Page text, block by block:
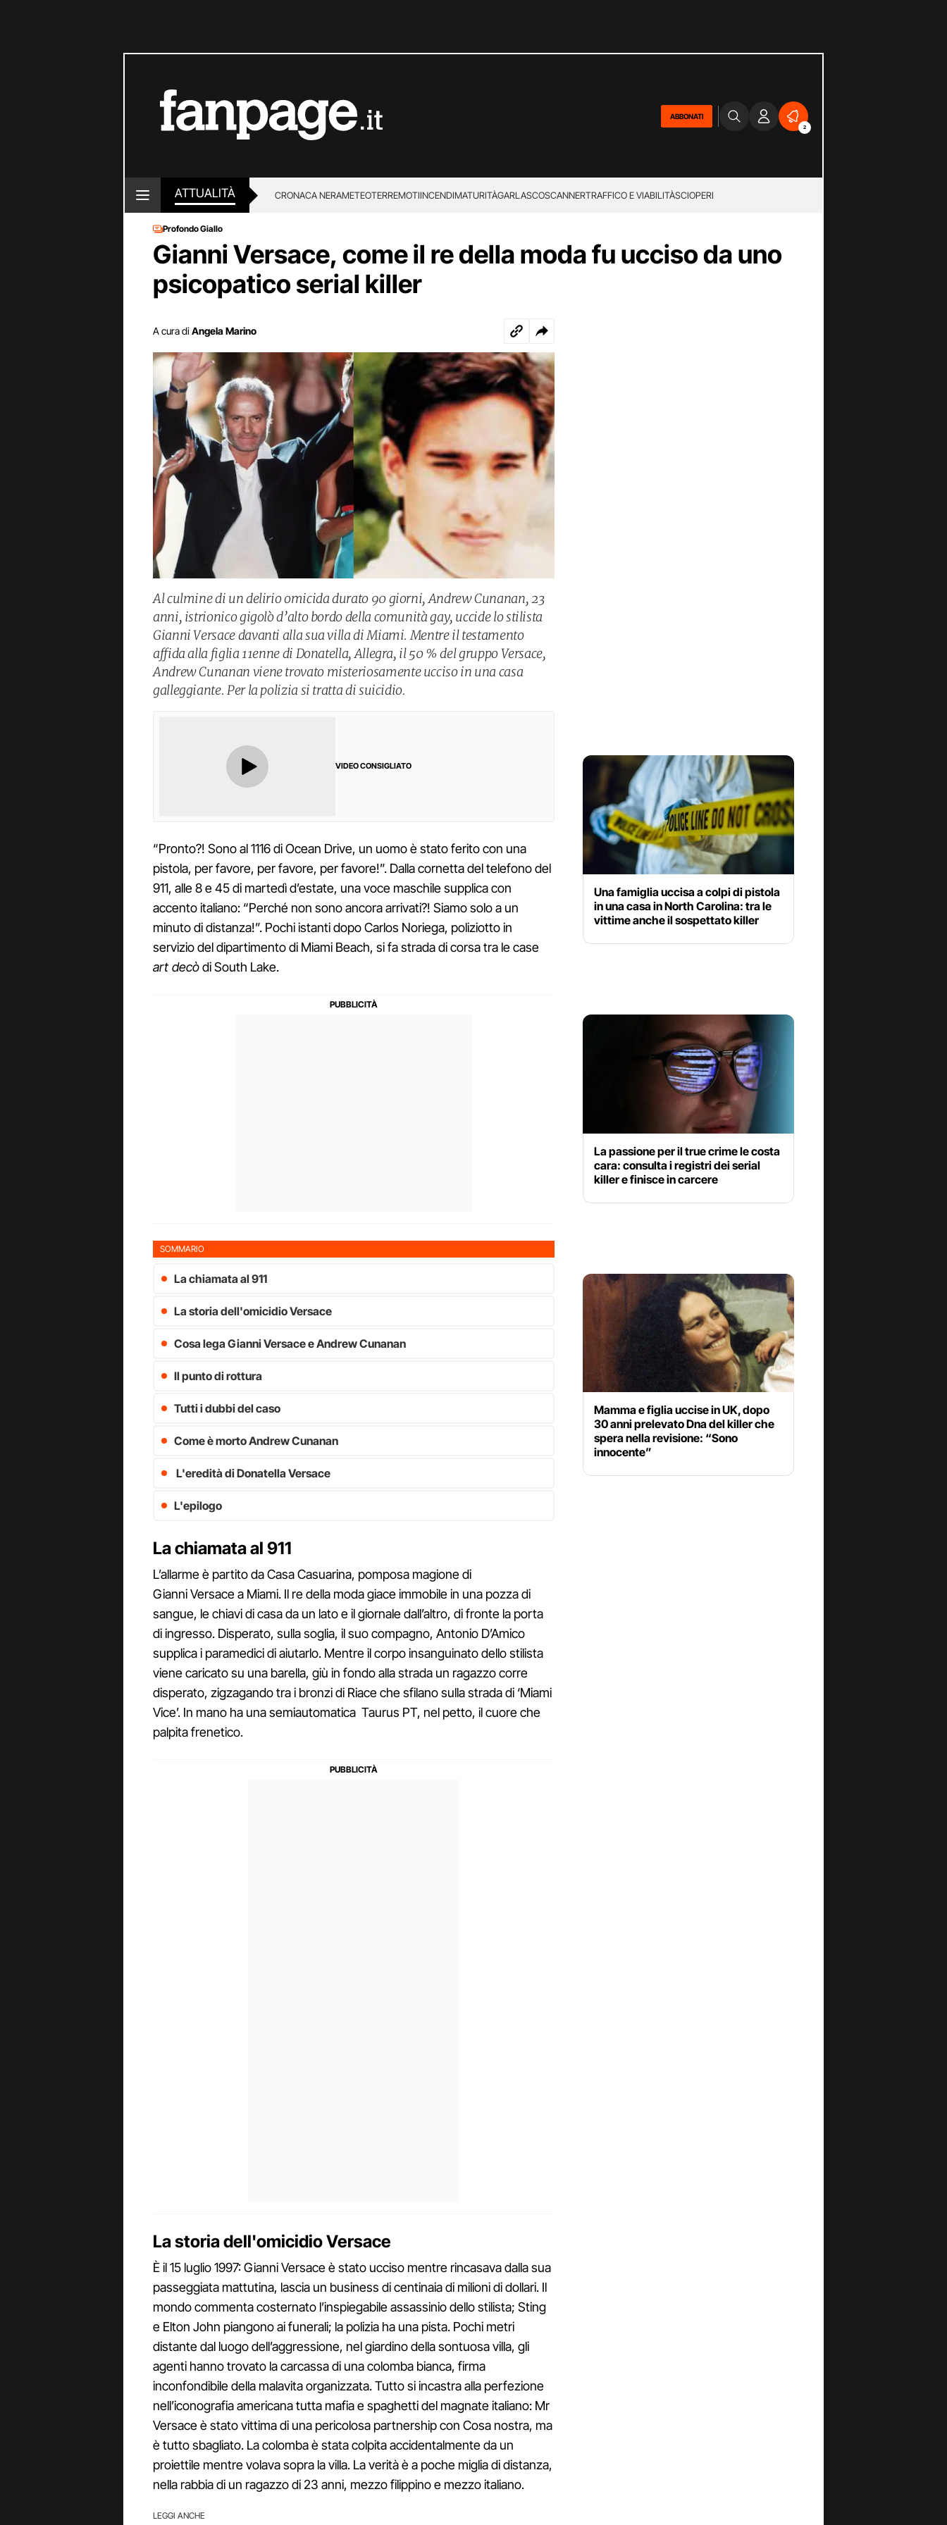
ABBONATI
2
ATTUALITÀ CRONACA NERAMETEOTERREMOTIINCENDIMATURITÀGARLASCOSCANNERTRAFFICO E VIABILITÀSCIOPERI
Profondo Giallo
Gianni Versace, come il re della moda fu ucciso da uno
psicopatico serial killer
A cura di Angela Marino
Al culmine di un delirio omicida durato 90 giorni, Andrew Cunanan, 23
anni, istrionico gigolò d’alto bordo della comunità gay, uccide lo stilista
Gianni Versace davanti alla sua villa di Miami. Mentre il testamento
affida alla figlia 11enne di Donatella, Allegra, il 50 % del gruppo Versace,
Andrew Cunanan viene trovato misteriosamente ucciso in una casa
galleggiante. Per la polizia si tratta di suicidio.
VIDEO CONSIGLIATO
“Pronto?! Sono al 1116 di Ocean Drive, un uomo è stato ferito con una
pistola, per favore, per favore, per favore!”. Dalla cornetta del telefono del
911, alle 8 e 45 di martedì d’estate, una voce maschile supplica con
accento italiano: “Perché non sono ancora arrivati?! Siamo solo a un
minuto di distanza!”. Pochi istanti dopo Carlos Noriega, poliziotto in
servizio del dipartimento di Miami Beach, si fa strada di corsa tra le case
art decòdi South Lake.
SOMMARIO
La chiamata al 911
La storia dell'omicidio Versace
Cosa lega Gianni Versace e Andrew Cunanan
Il punto di rottura
Tutti i dubbi del caso
Come è morto Andrew Cunanan
L'eredità di Donatella Versace
L'epilogo
La chiamata al 911
L’allarme è partito da Casa Casuarina, pomposa magione di
Gianni Versace a Miami. Il re della moda giace immobile in una pozza di
sangue, le chiavi di casa da un lato e il giornale dall’altro, di fronte la porta
di ingresso. Disperato, sulla soglia, il suo compagno, Antonio D’Amico
supplica i paramedici di aiutarlo. Mentre il corpo insanguinato dello stilista
viene caricato su una barella, giù in fondo alla strada un ragazzo corre
disperato, zigzagando tra i bronzi di Riace che sfilano sulla strada di ‘Miami
Vice’. In mano ha una semiautomatica Taurus PT, nel petto, il cuore che
palpita frenetico.
La storia dell'omicidio Versace
È il 15 luglio 1997: Gianni Versace è stato ucciso mentre rincasava dalla sua
passeggiata mattutina, lascia un business di centinaia di milioni di dollari. Il
mondo commenta costernato l’inspiegabile assassinio dello stilista; Sting
e Elton John piangono ai funerali; la polizia ha una pista. Pochi metri
distante dal luogo dell’aggressione, nel giardino della sontuosa villa, gli
agenti hanno trovato la carcassa di una colomba bianca, firma
inconfondibile della malavita organizzata. Tutto si incastra alla perfezione
nell’iconografia americana tutta mafia e spaghetti del magnate italiano: Mr
Versace è stato vittima di una pericolosa partnership con Cosa nostra, ma
è tutto sbagliato. La colomba è stata colpita accidentalmente da un
proiettile mentre volava sopra la villa. La verità è a poche miglia di distanza,
nella rabbia di un ragazzo di 23 anni, mezzo filippino e mezzo italiano.
LEGGI ANCHE
Una famiglia uccisa a colpi di pistola
in una casa in North Carolina: tra le
vittime anche il sospettato killer
La passione per il true crime le costa
cara: consulta i registri dei serial
killer e finisce in carcere
Mamma e figlia uccise in UK, dopo
30 anni prelevato Dna del killer che
spera nella revisione: “Sono
innocente”